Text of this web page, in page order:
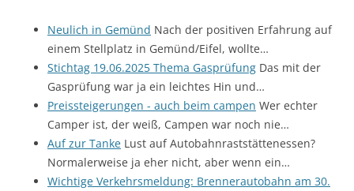
Neulich in Gemünd Nach der positiven Erfahrung auf
einem Stellplatz in Gemünd/Eifel, wollte…
Stichtag 19.06.2025 Thema Gasprüfung Das mit der
Gasprüfung war ja ein leichtes Hin und…
Preissteigerungen - auch beim campen Wer echter
Camper ist, der weiß, Campen war noch nie…
Auf zur Tanke Lust auf Autobahnraststättenessen?
Normalerweise ja eher nicht, aber wenn ein…
Wichtige Verkehrsmeldung: Brennerautobahn am 30.